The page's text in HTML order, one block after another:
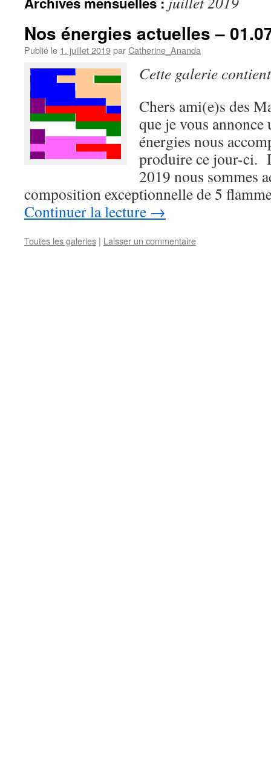
Nos énergies actuelles –
Publié le 1. juillet 2019parCatherine_Ananda
Cette galerie
Chers ami(e)s des
que je vous annonce
énergies nous
produire ce jour-ci.
2019 nous sommes
composition exceptionnelle de 5
Continuer la lecture →
Toutes les galeries | Laisser un commentaire